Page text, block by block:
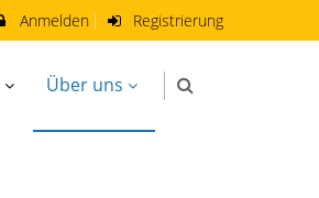
Anmelden Registrierung
Über uns